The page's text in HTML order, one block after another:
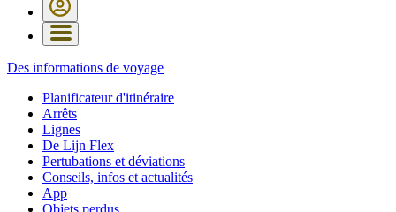
Des informations de voyage
Planificateur d'itinéraire
Arrêts
Lignes
De Lijn Flex
Pertubations et déviations
Conseils, infos et actualités
App
Objets perdus